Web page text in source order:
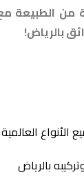
الطبيعة
بالرياض!
الأنواع
بالرياض